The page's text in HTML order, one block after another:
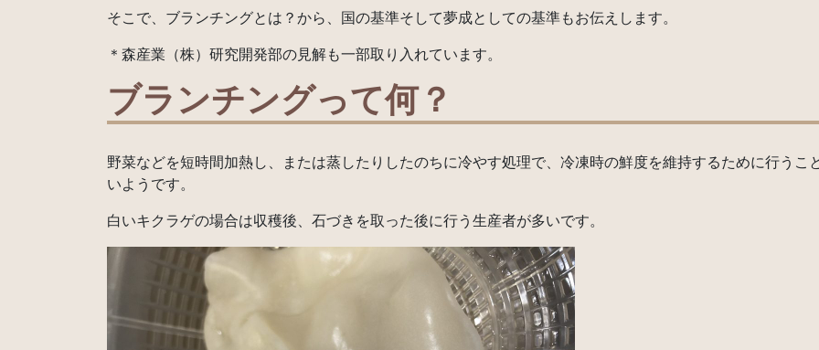
そこで、ブランチングとは？から、国の基準そして夢成としての基準もお伝えします。
＊森産業（株）研究開発部の見解も一部取り入れています。
ブランチングって何？
野菜などを短時間加熱し、または蒸したりしたのちに冷やす処理で、冷凍時の鮮度を維持するために行うこ
いようです。
白いキクラゲの場合は収穫後、石づきを取った後に行う生産者が多いです。